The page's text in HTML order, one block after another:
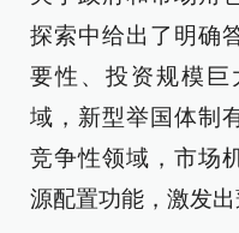
探索中给出了明确
要性、投资规模
域，新型举国体制
竞争性领域，市场
源配置功能，激发出